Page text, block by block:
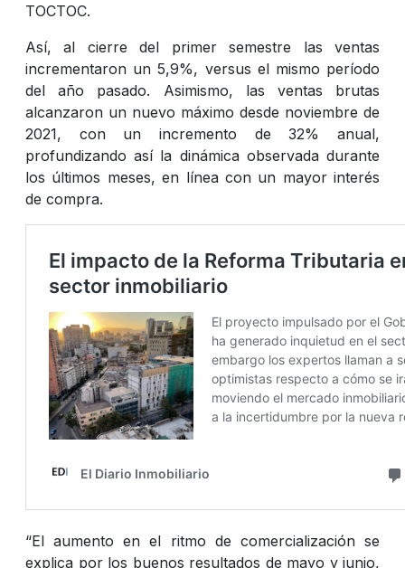
TOCTOC.
Así, al cierre del primer semestre las ventas
incrementaron un 5,9%, versus el mismo período
del año pasado. Asimismo, las ventas brutas
alcanzaron un nuevo máximo desde noviembre de
2021, con un incremento de 32% anual,
profundizando así la dinámica observada durante
los últimos meses, en línea con un mayor interés
de compra.
“El aumento en el ritmo de comercialización se
explica por los buenos resultados de mayo y junio,